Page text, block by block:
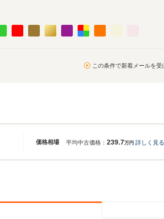
この条件で新着メールを受
価格相場 平均中古価格： 239.7万円 詳しく見る